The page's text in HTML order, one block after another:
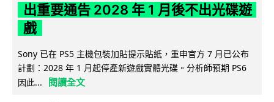
出重要通告 2028 年 1 月後不出光碟遊
戲
Sony 已在 PS5 主機包裝加貼提示貼紙，重申官方 7 月已公布
計劃：2028 年 1 月起停產新遊戲實體光碟。分析師預期 PS6
因此...
閱讀全文